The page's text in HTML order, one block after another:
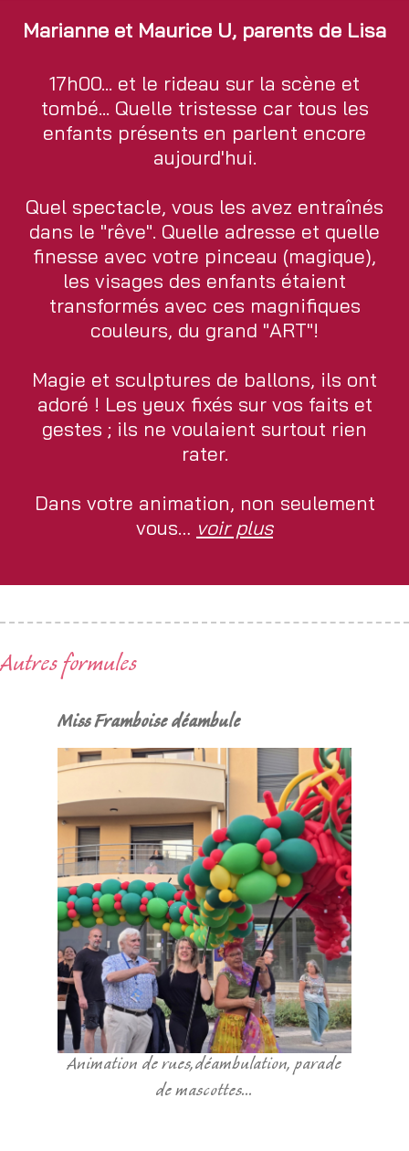
Marianne et Maurice U, parents de Lisa
17h00... et le rideau sur la scène et
tombé... Quelle tristesse car tous les
enfants présents en parlent encore
aujourd'hui.
Quel spectacle, vous les avez entraînés
dans le "rêve". Quelle adresse et quelle
finesse avec votre pinceau (magique),
les visages des enfants étaient
transformés avec ces magnifiques
couleurs, du grand "ART"!
Magie et sculptures de ballons, ils ont
adoré ! Les yeux fixés sur vos faits et
gestes ; ils ne voulaient surtout rien
rater.
Dans votre animation, non seulement
vous… voir plus
Autres formules
Miss Framboise déambule
Animation de rues,déambulation, parade
de mascottes...